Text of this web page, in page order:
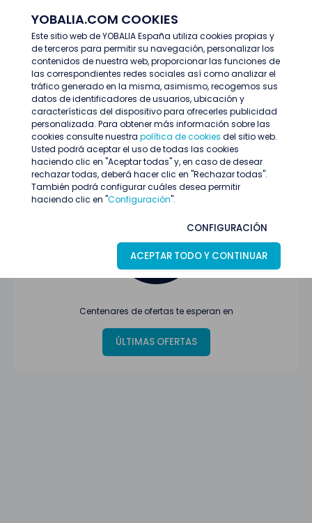
YOBALIA.COM COOKIES
Este sitio web de YOBALIA España utiliza cookies propias y
de terceros para permitir su navegación, personalizar los
contenidos de nuestra web, proporcionar las funciones de
las correspondientes redes sociales así como analizar el
tráfico generado en la misma, asimismo, recogemos sus
datos de identificadores de usuarios, ubicación y
características del dispositivo para ofrecerles publicidad
personalizada. Para obtener más información sobre las
cookies consulte nuestra política de cookies del sitio web.
Usted podrá aceptar el uso de todas las cookies
haciendo clic en "Aceptar todas" y, en caso de desear
rechazar todas, deberá hacer clic en "Rechazar todas".
También podrá configurar cuáles desea permitir
haciendo clic en "Configuración".
CONFIGURACIÓN
ACEPTAR TODO Y CONTINUAR
Últimas ofertas
Oferta no encontrada o ha finalizado su
proceso de selección
Centenares de ofertas te esperan en
ÚLTIMAS OFERTAS